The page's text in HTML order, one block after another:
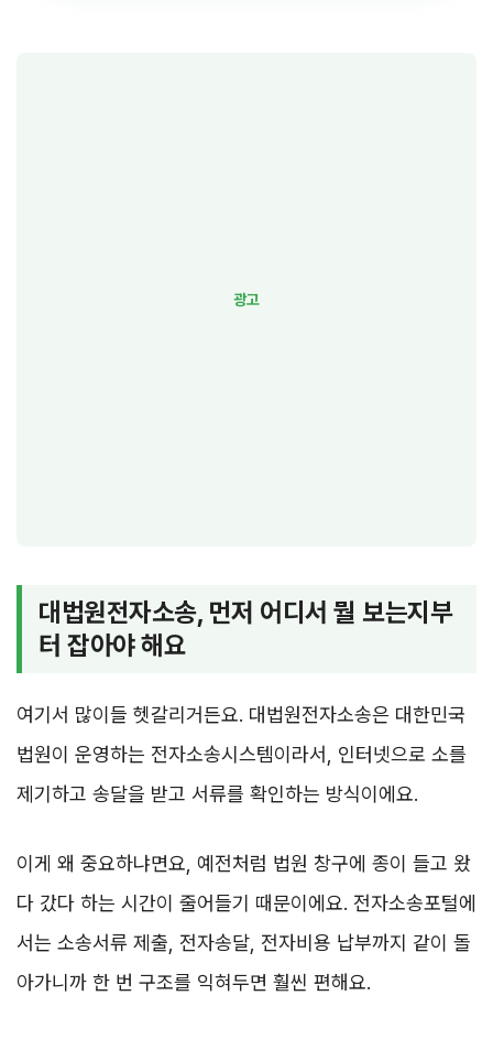
대법원전자소송, 먼저 어디서 뭘 보는지부
터 잡아야 해요
여기서 많이들 헷갈리거든요. 대법원전자소송은 대한민국
법원이 운영하는 전자소송시스템이라서, 인터넷으로 소를
제기하고 송달을 받고 서류를 확인하는 방식이에요.
이게 왜 중요하냐면요, 예전처럼 법원 창구에 종이 들고 왔
다 갔다 하는 시간이 줄어들기 때문이에요. 전자소송포털에
서는 소송서류 제출, 전자송달, 전자비용 납부까지 같이 돌
아가니까 한 번 구조를 익혀두면 훨씬 편해요.